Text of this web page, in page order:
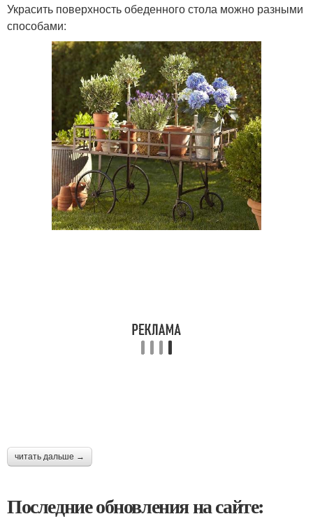
Украсить поверхность обеденного стола можно разными
способами:
читать дальше →
Последние обновления на сайте: